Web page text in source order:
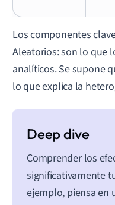
Los componentes
Aleatorios: son lo que
analíticos. Se supone
lo que explica la
Comprender los
significativamente
ejemplo, piensa en